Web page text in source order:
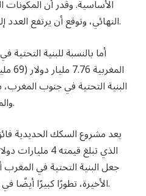
النهائي، وتوقع أن يرتفع العدد إلى 65% في المستقبل القريب.
أما بالنسبة للبنية
البنية التحتية في جنوب
والمطارات والمستشفيات وغيرها.
يعد مشروع السكك الحديدية
جعل البنية التحتية في
الأخيرة، تطورًا كبيرًا أيضًا في صناعة البنية التحتية في البلاد.